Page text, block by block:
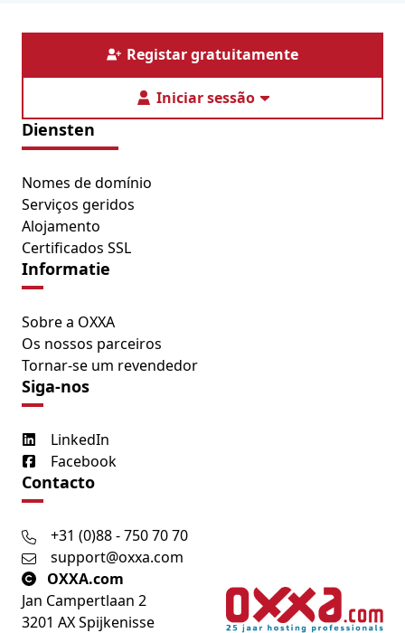
Registar gratuitamente
Iniciar sessão
Diensten
Nomes de domínio
Serviços geridos
Alojamento
Certificados SSL
Informatie
Sobre a OXXA
Os nossos parceiros
Tornar-se um revendedor
Siga-nos
LinkedIn
Facebook
Contacto
+31 (0)88 - 750 70 70
support@oxxa.com
OXXA.com
Jan Campertlaan 2
3201 AX Spijkenisse